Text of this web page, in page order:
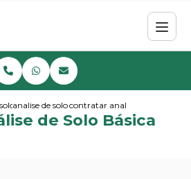
e sedimentos
analise de solo amostragem
contratar analise de solo
de Solo Básica